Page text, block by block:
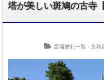
塔が美しい斑鳩の古寺
霊場巡礼一覧 - 大